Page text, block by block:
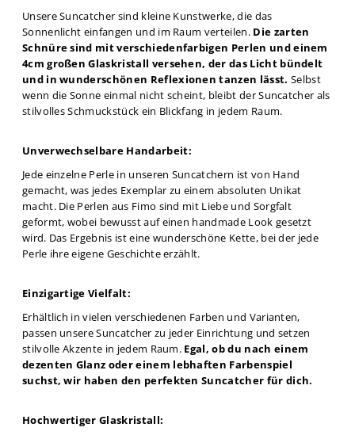
Unsere Suncatcher sind kleine Kunstwerke, die das
Sonnenlicht einfangen und im Raum verteilen. Die zarten
Schnüre sind mit verschiedenfarbigen Perlen und einem
4cm großen Glaskristall versehen, der das Licht bündelt
und in wunderschönen Reflexionen tanzen lässt. Selbst
wenn die Sonne einmal nicht scheint, bleibt der Suncatcher als
stilvolles Schmuckstück ein Blickfang in jedem Raum.
Unverwechselbare Handarbeit:
Jede einzelne Perle in unseren Suncatchern ist von Hand
gemacht, was jedes Exemplar zu einem absoluten Unikat
macht. Die Perlen aus Fimo sind mit Liebe und Sorgfalt
geformt, wobei bewusst auf einen handmade Look gesetzt
wird. Das Ergebnis ist eine wunderschöne Kette, bei der jede
Perle ihre eigene Geschichte erzählt.
Einzigartige Vielfalt:
Erhältlich in vielen verschiedenen Farben und Varianten,
passen unsere Suncatcher zu jeder Einrichtung und setzen
stilvolle Akzente in jedem Raum. Egal, ob du nach einem
dezenten Glanz oder einem lebhaften Farbenspiel
suchst, wir haben den perfekten Suncatcher für dich.
Hochwertiger Glaskristall: